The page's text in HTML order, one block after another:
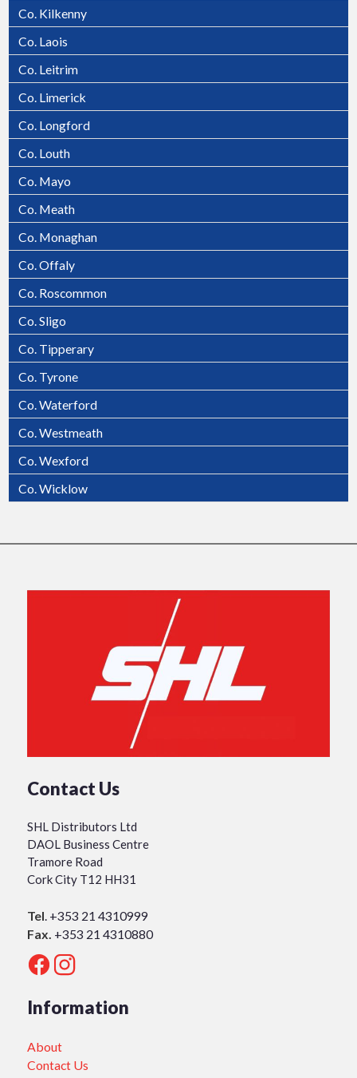
Tralee
Co. Kilkenny
Co. Laois
Co. Leitrim
Co. Limerick
Co. Longford
Co. Louth
Co. Mayo
Co. Meath
Co. Monaghan
Co. Offaly
Co. Roscommon
Co. Sligo
Co. Tipperary
Co. Tyrone
Co. Waterford
Co. Westmeath
Co. Wexford
Co. Wicklow
Contact Us
SHL Distributors Ltd
DAOL Business Centre
Tramore Road
Cork City T12 HH31
Tel +353 21 4310999
Fax. +353 21 4310880
Information
About
Contact Us